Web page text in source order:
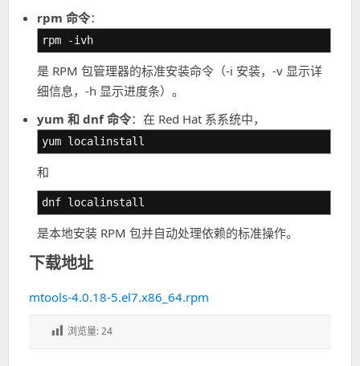
rpm 命令：
rpm -ivh
是 RPM 包管理器的标准安装命令（-i 安装，-v 显示详
细信息，-h 显示进度条）。
yum 和 dnf 命令：在 Red Hat 系系统中，
yum localinstall
和
dnf localinstall
是本地安装 RPM 包并自动处理依赖的标准操作。
下载地址
mtools-4.0.18-5.el7.x86_64.rpm
浏览量:24